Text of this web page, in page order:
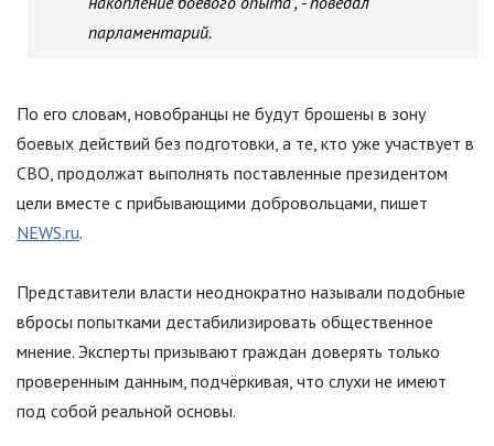
парламентарий.
По его словам, новобранцы не будут брошены в зону
боевых действий без подготовки, а те, кто уже участвует в
СВО, продолжат выполнять поставленные президентом
цели вместе с прибывающими добровольцами, пишет
NEWS.ru.
Представители власти неоднократно называли подобные
вбросы попытками дестабилизировать общественное
мнение. Эксперты призывают граждан доверять только
проверенным данным, подчёркивая, что слухи не имеют
под собой реальной основы.